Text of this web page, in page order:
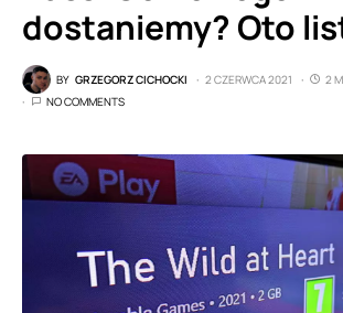
dostaniemy? Oto
BY GRZEGORZ CICHOCKI 2 CZERWCA 2021
2
NO COMMENTS